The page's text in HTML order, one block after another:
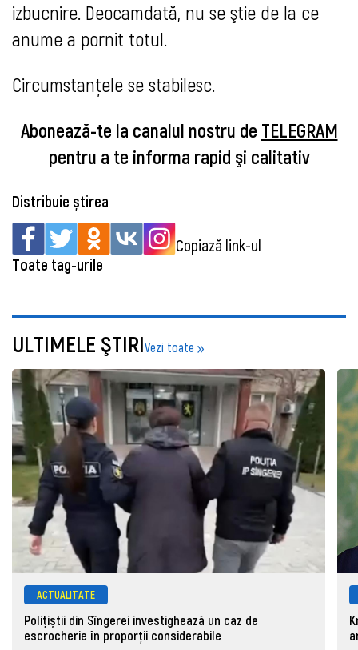
izbucnire. Deocamdată, nu se ştie de la ce
anume a pornit totul.
Circumstanțele se stabilesc.
Abonează-te la canalul nostru de TELEGRAM
pentru a te informa rapid şi calitativ
Distribuie știrea
Copiază link-ul
Toate tag-urile
ULTIMELE ŞTIRIVezi toate
ACTUALITATE
Polițiștii din Sîngerei investighează un caz de
escrocherie în proporții considerabile